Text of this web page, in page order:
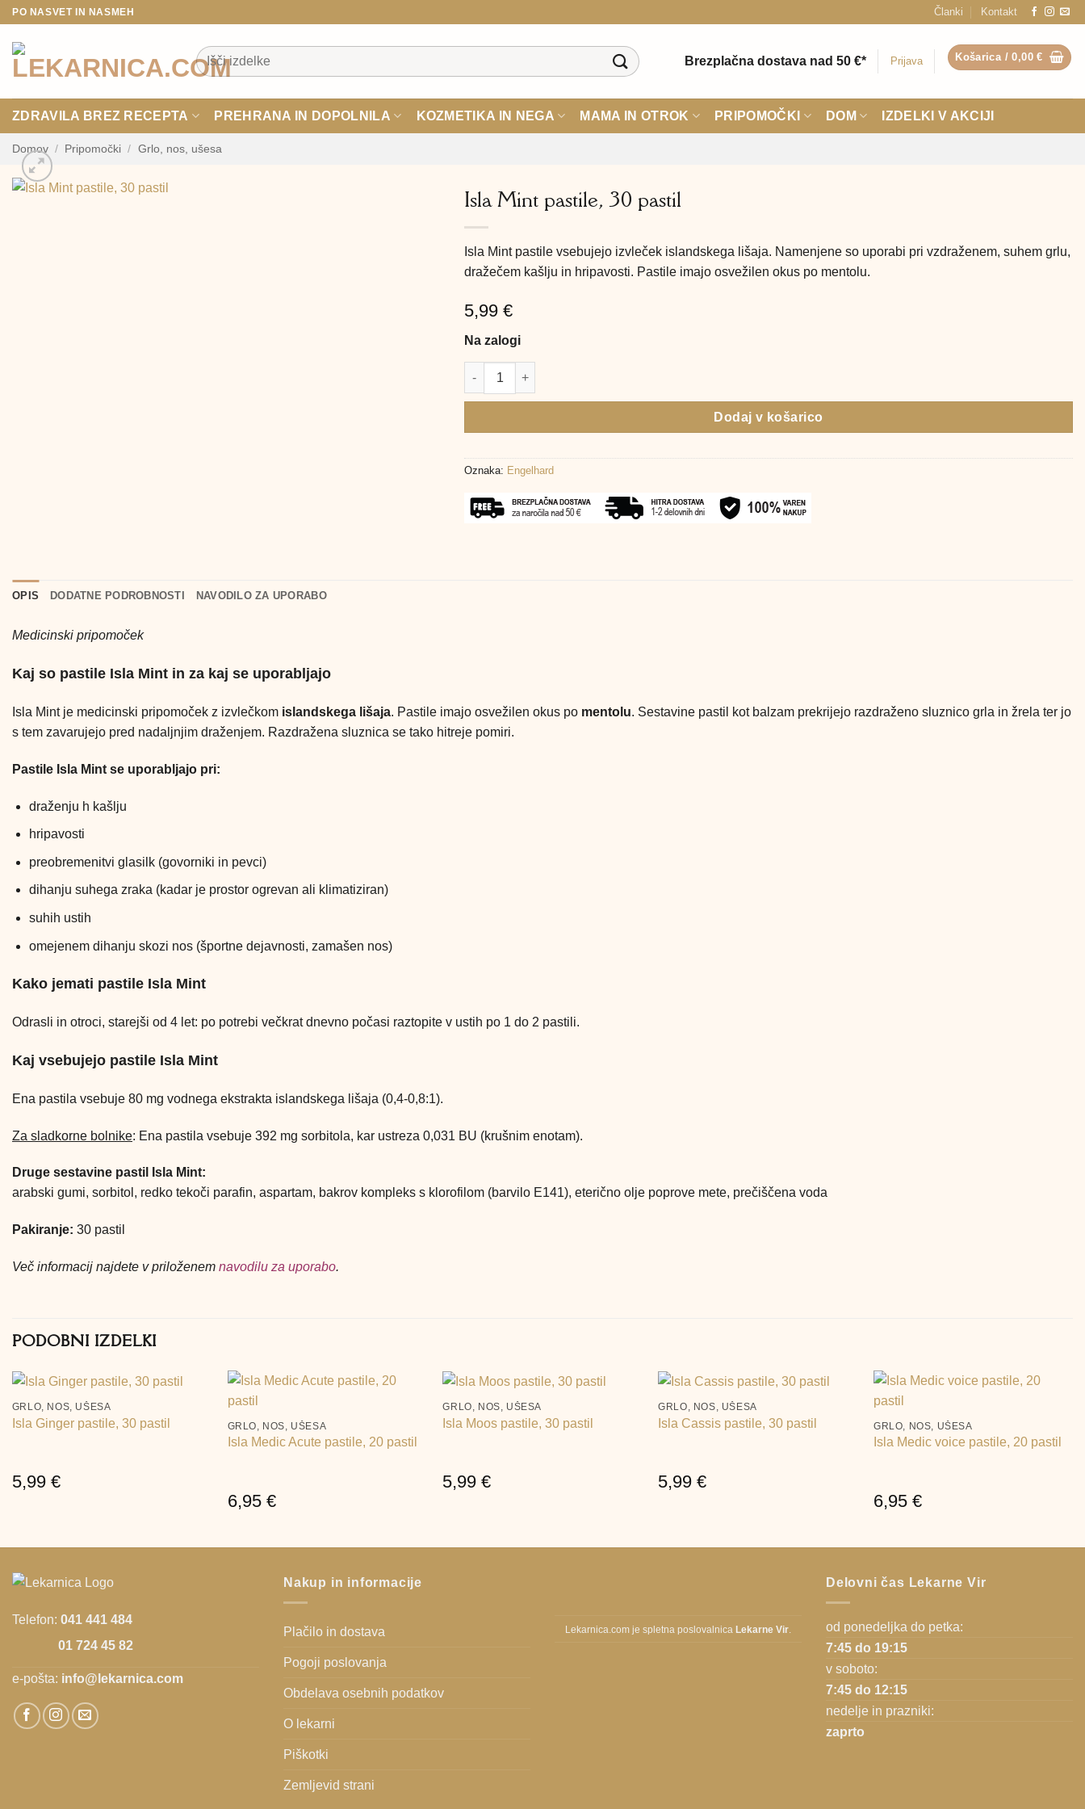
Skoči
vsebino
PO NASVET IN NASMEH Članki Kontakt
Išči:
Brezplačna dostava nad 50 €* Prijava Košarica /0,00€
ZDRAVILA BREZ RECEPTA PREHRANA IN DOPOLNILA KOZMETIKA IN NEGA MAMA IN OTROK PRIPOMOČKI DOM IZDELKI V AKCIJI
Domov / Pripomočki / Grlo, nos, ušesa
Isla Mint pastile, 30 pastil
Isla Mint pastile vsebujejo izvleček islandskega lišaja. Namenjene so uporabi pri vzdraženem, suhem grlu,
dražečem kašlju in hripavosti. Pastile imajo osvežilen okus po mentolu.
5,99 €
Na zalogi
Isla Mint pastile, 30 pastil količina
Dodaj v košarico
Oznaka: Engelhard
OPIS DODATNE PODROBNOSTI NAVODILO ZA UPORABO
Medicinski pripomoček
Kaj so pastile Isla Mint in za kaj se uporabljajo
Isla Mint je medicinski pripomoček z izvlečkom islandskega lišaja. Pastile imajo osvežilen okus po mentolu. Sestavine pastil kot balzam prekrijejo razdraženo sluznico grla in žrela ter jo
s tem zavarujejo pred nadaljnjim draženjem. Razdražena sluznica se tako hitreje pomiri.
Pastile Isla Mint se uporabljajo pri:
draženju h kašlju
hripavosti
preobremenitvi glasilk (govorniki in pevci)
dihanju suhega zraka (kadar je prostor ogrevan ali klimatiziran)
suhih ustih
omejenem dihanju skozi nos (športne dejavnosti, zamašen nos)
Kako jemati pastile Isla Mint
Odrasli in otroci, starejši od 4 let: po potrebi večkrat dnevno počasi raztopite v ustih po 1 do 2 pastili.
Kaj vsebujejo pastile Isla Mint
Ena pastila vsebuje 80 mg vodnega ekstrakta islandskega lišaja (0,4-0,8:1).
Za sladkorne bolnike: Ena pastila vsebuje 392 mg sorbitola, kar ustreza 0,031 BU (krušnim enotam).
Druge sestavine pastil Isla Mint:
arabski gumi, sorbitol, redko tekoči parafin, aspartam, bakrov kompleks s klorofilom (barvilo E141), eterično olje poprove mete, prečiščena voda
Pakiranje: 30 pastil
Več informacij najdete v priloženem navodilu za uporabo.
PODOBNI IZDELKI
+
GRLO, NOS, UŠESA
Isla Ginger pastile, 30 pastil
5,99 €
+
GRLO, NOS, UŠESA
Isla Medic Acute pastile, 20 pastil
6,95 €
+
GRLO, NOS, UŠESA
Isla Moos pastile, 30 pastil
5,99€
+
GRLO, NOS, UŠESA
Isla Cassis pastile, 30 pastil
5,99€
+
GRLO, NOS, UŠESA
Isla Medic voice pastile, 20 pastil
6,95 €
Telefon: 041 441 484
01 724 45 82
e-pošta: info@lekarnica.com
Nakup in informacije
Plačilo in dostava
Pogoji poslovanja
Obdelava osebnih podatkov
O lekarni
Piškotki
Zemljevid strani
Lekarnica.com je spletna poslovalnica Lekarne Vir
Delovni čas Lekarne Vir
od ponedeljka do petka:
7:45 do 19:15
v soboto:
7:45 do 12:15
nedelje in prazniki:
zaprto